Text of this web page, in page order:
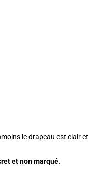
le drapeau est clair
et non marqué.